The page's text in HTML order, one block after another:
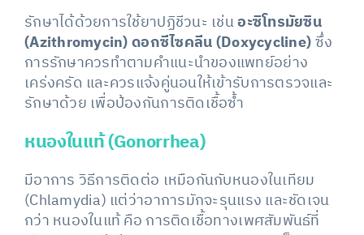
รักษาได้ด้วยการใช้ยาปฏิชีวนะ เช่นอะซิโทรมัยซิน
(Azithromycin) ดอกซีไซคลีน (Doxycycline)ซึ่ง
การรักษาควรทำตามคำแนะนำของแพทย์อย่าง
เคร่งครัด และควรแจ้งคู่นอนให้เข้ารับการตรวจและ
รักษาด้วย เพื่อป้องกันการติดเชื้อซ้ำ
หนองในแท้ (Gonorrhea)
มีอาการ วิธีการติดต่อ เหมือกันกับหนองในเทียม
(Chlamydia) แต่ว่าอาการมักจะรุนแรง และชัดเจน
กว่า หนองในแท้ คือ การติดเชื้อทางเพศสัมพันธ์ที่